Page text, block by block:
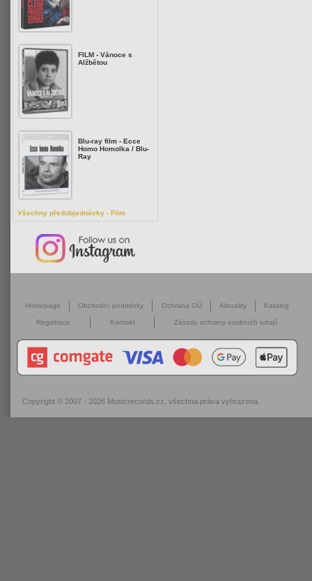
FILM - Vánoce s
Alžbětou
Blu-ray film - Ecce
Homo Homolka / Blu-
Ray
Všechny předobjednávky - Film
Homepage Obchodní podmínky Ochrana OÚ Aktuality Katalog
Registrace Kontakt Zásady ochrany osobních údajů
Copyright © 2007 - 2026 Musicrecords.cz , všechna práva vyhrazena.